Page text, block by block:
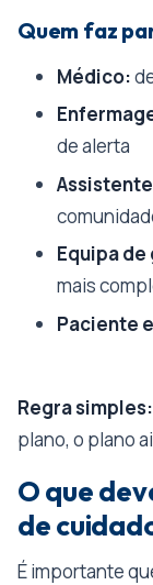
Quem faz
Médico:
de alerta
Equipa
mais
Paciente
Regra simples:
plano, o plano
O que
de
É importante